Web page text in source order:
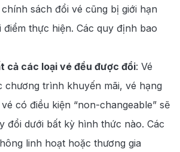
sách đổi vé cũng bị giới hạn
điểm thực hiện. Các quy định bao
cả các loại vé đều được đổi: Vé
chương trình khuyến mãi, vé hạng
có điều kiện “non-changeable” sẽ
đổi dưới bất kỳ hình thức nào. Các
linh hoạt hoặc thương gia